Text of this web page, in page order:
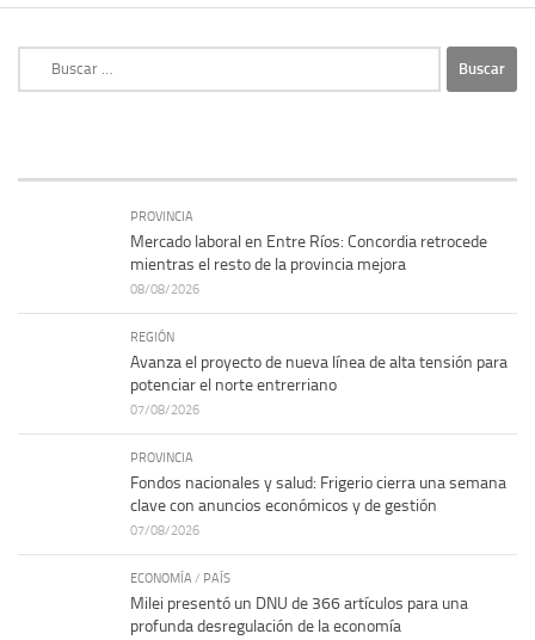
PROVINCIA
Mercado laboral en Entre Ríos: Concordia retrocede
mientras el resto de la provincia mejora
08/08/2026
REGIÓN
Avanza el proyecto de nueva línea de alta tensión para
potenciar el norte entrerriano
07/08/2026
PROVINCIA
Fondos nacionales y salud: Frigerio cierra una semana
clave con anuncios económicos y de gestión
07/08/2026
ECONOMÍA / PAÍS
Milei presentó un DNU de 366 artículos para una
profunda desregulación de la economía